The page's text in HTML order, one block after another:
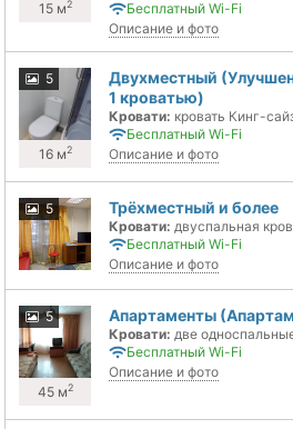
15 м2
Бесплатный Wi-Fi
Описание и фото
5
16 м2
Двухместный
1 кроватью)
Кровати: кровать Кинг-
Бесплатный Wi-Fi
Описание и фото
5 Трёхместный и более
Кровати: двуспальная
Бесплатный Wi-Fi
Описание и фото
5
45 м2
Апартаменты
Кровати: две
Бесплатный Wi-Fi
Описание и фото